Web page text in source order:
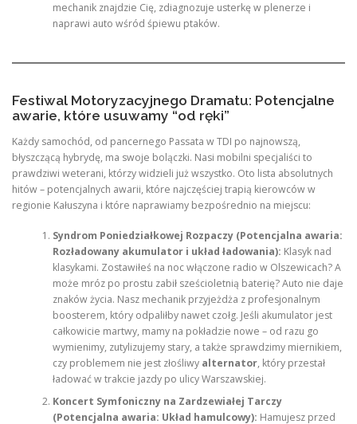
mechanik znajdzie Cię, zdiagnozuje usterkę w plenerze i
naprawi auto wśród śpiewu ptaków.
Festiwal Motoryzacyjnego Dramatu: Potencjalne
awarie, które usuwamy “od ręki”
Każdy samochód, od pancernego Passata w TDI po najnowszą,
błyszczącą hybrydę, ma swoje bolączki. Nasi mobilni specjaliści to
prawdziwi weterani, którzy widzieli już wszystko. Oto lista absolutnych
hitów – potencjalnych awarii, które najczęściej trapią kierowców w
regionie Kałuszyna i które naprawiamy bezpośrednio na miejscu:
Syndrom Poniedziałkowej Rozpaczy (Potencjalna awaria:
Rozładowany akumulator i układ ładowania): Klasyk nad
klasykami. Zostawiłeś na noc włączone radio w Olszewicach? A
może mróz po prostu zabił sześcioletnią baterię? Auto nie daje
znaków życia. Nasz mechanik przyjeżdża z profesjonalnym
boosterem, który odpaliłby nawet czołg. Jeśli akumulator jest
całkowicie martwy, mamy na pokładzie nowe – od razu go
wymienimy, zutylizujemy stary, a także sprawdzimy miernikiem,
czy problemem nie jest złośliwy alternator, który przestał
ładować w trakcie jazdy po ulicy Warszawskiej.
Koncert Symfoniczny na Zardzewiałej Tarczy
(Potencjalna awaria: Układ hamulcowy): Hamujesz przed